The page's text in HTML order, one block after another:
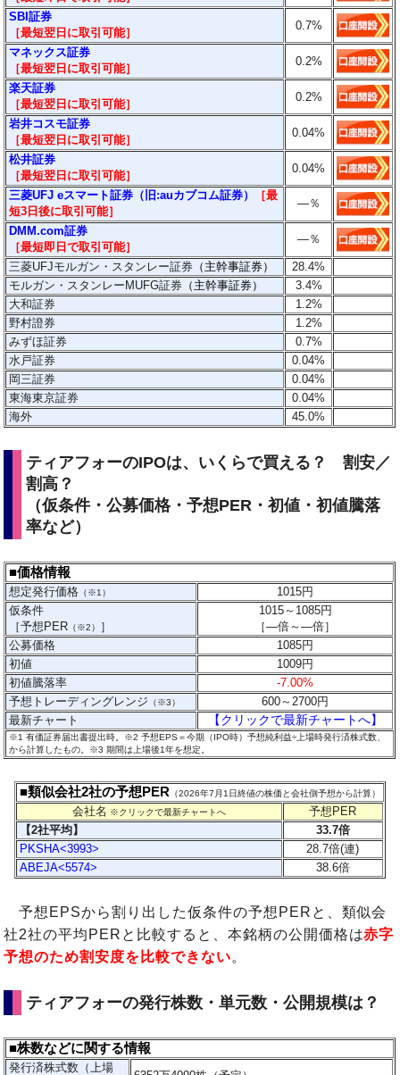
SBI証券
［最短翌日に取引可能］
0.7%
マネックス証券
［最短翌日に取引可能］
0.2%
楽天証券
［最短翌日に取引可能］
0.2%
岩井コスモ証券
［最短翌日に取引可能］
0.04%
松井証券
［最短翌日に取引可能］
0.04%
三菱UFJ eスマート証券（旧:auカブコム証券）
［最
短3日後に取引可能］
―％
DMM.com証券
［最短即日で取引可能］
―％
三菱UFJモルガン・スタンレー証券 （主幹事証券）
28.4%
モルガン・スタンレーMUFG証券 （主幹事証券）
3.4%
大和証券
1.2%
野村證券
1.2%
みずほ証券
0.7%
水戸証券
0.04%
岡三証券
0.04%
東海東京証券
0.04%
海外
45.0%
ティアフォーのIPOは、いくらで買える？ 割安／
割高？
（仮条件・公募価格・予想PER・初値・初値騰落
率など）
■価格情報
想定発行価格 （※1） 1015円
仮条件
［予想PER （※2） ］
1015～1085円
［―倍～―倍］
公募価格
1085円
初値
1009円
初値騰落率
-7.00%
予想トレーディングレンジ
（※3） 600～2700円
最新チャート
【クリックで最新チャートへ】
※1 有価証券届出書提出時。※2 予想EPS＝今期（IPO時）予想純利益÷上場時発行済株式数、
から計算したもの。 ※3 期間は上場後1年を想定。
■類似会社2社の予想PER（2026年7月1日終値の株価と会社側予想から計算）
会社名 ※クリックで最新チャートへ
予想PER
【2社平均】
33.7倍
PKSHA<3993>
28.7倍(連)
ABEJA<5574>
38.6倍
予想EPSから割り出した仮条件の予想PERと、類似会
社2社の平均PERと比較すると、本銘柄の公開価格は赤字
予想のため割安度を比較できない。
ティアフォーの発行株数・単元数・公開規模は？
■株数などに関する情報
発行済株式数（上場